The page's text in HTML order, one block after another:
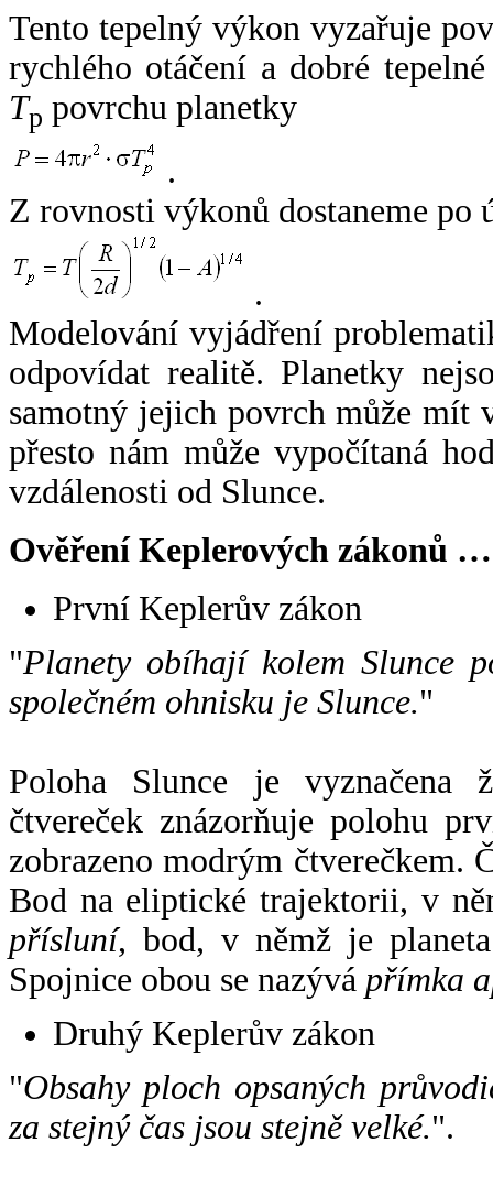
Tento tepelný výkon vyzařuje
rychlého otáčení a dobré
Tp povrchu planetky
.
Z rovnosti výkonů dostaneme po
.
Modelování vyjádření
odpovídat realitě. Planetky
samotný jejich povrch může mít
přesto nám může vypočítaná
vzdálenosti od Slunce.
Ověření Keplerových zákonů …
První Keplerův zákon
"Planety obíhají kolem Slunce
společném ohnisku je Slunce."
Poloha Slunce je vyznačena
čtvereček znázorňuje polohu
zobrazeno modrým čtverečkem.
Bod na eliptické trajektorii, v
přísluní, bod, v němž je
Spojnice obou se nazývá přímka
Druhý Keplerův zákon
"Obsahy ploch opsaných
za stejný čas jsou stejně velké.".